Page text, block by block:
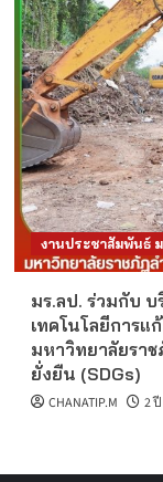
งานประชาสัมพันธ์
มร.ลป. ร่วมกับ
เทคโนโลยีการ
มหาวิทยาลัยรา
ยั่งยืน (SDGs)
CHANATIP.M 2